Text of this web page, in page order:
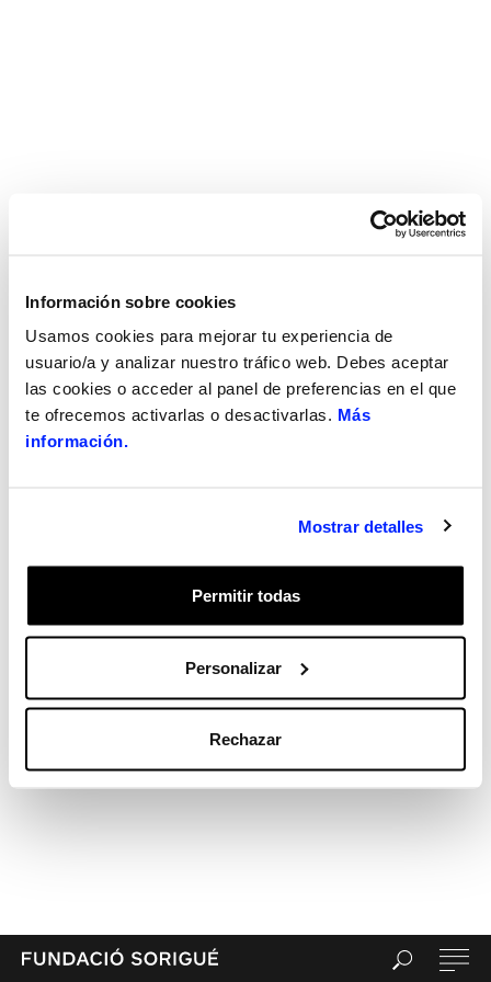
Información sobre cookies
Usamos cookies para mejorar tu experiencia de
usuario/a y analizar nuestro tráfico web. Debes aceptar
las cookies o acceder al panel de preferencias en el que
te ofrecemos activarlas o desactivarlas. Más
información.
Mostrar detalles
Permitir todas
Personalizar
Rechazar